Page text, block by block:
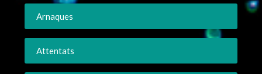
Arnaques
Attentats